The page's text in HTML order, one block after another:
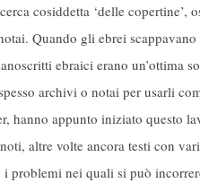
cosiddetta ‘delle copertine’,
Quando gli ebrei
ebraici erano un’ottima
archivi o notai per usarli
hanno appunto iniziato questo
altre volte ancora testi con
i problemi nei quali si può